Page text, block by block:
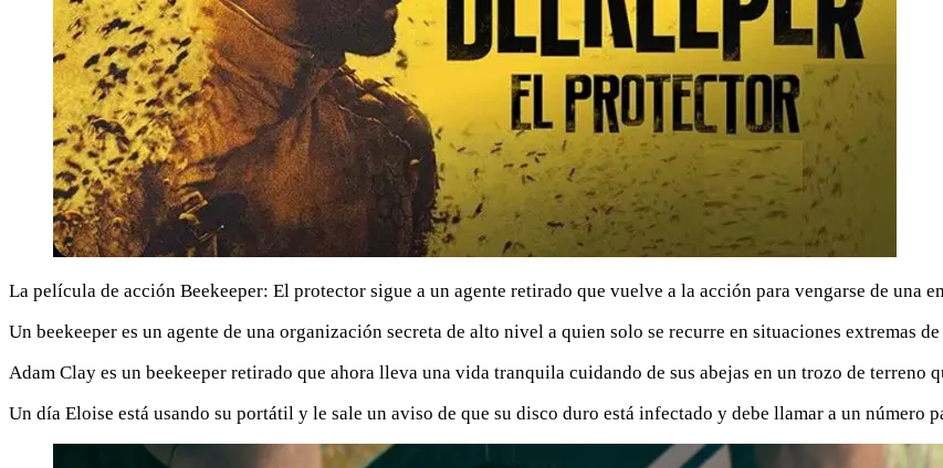
La película de acción Beekeeper: El protector sigue a un agente retirado que vuelve a la acción para vengarse de una
Un beekeeper es un agente de una organización secreta de alto nivel a quien solo se recurre en situaciones extremas
Adam Clay es un beekeeper retirado que ahora lleva una vida tranquila cuidando de sus abejas en un trozo de terreno
Un día Eloise está usando su portátil y le sale un aviso de que su disco duro está infectado y debe llamar a un número